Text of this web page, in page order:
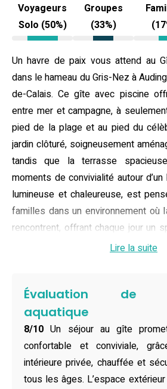
Voyageurs
Solo (50%)
Groupes
(33%)
Un havre de paix vous attend au
dans le hameau du Gris-Nez à
de-Calais. Ce gîte avec piscine
entre mer et campagne, à
pied de la plage et au pied du
jardin clôturé, soigneusement
tandis que la terrasse
moments de convivialité autour
lumineuse et chaleureuse, est
familles dans un environnement où
rencontrent, offrant chaque jour un
soi grâce à ses quatre chambres
accueillir jusqu’à dix personnes. La
de-chaussée assure intimité et
deux chambres doubles à
mezzanine, parfait pour les
agréable pour tous. Le linge de lit
Lire la suite
Évaluation de
aquatique
8/10 Un séjour au gîte
confortable et conviviale,
intérieure privée, chauffée et
tous les âges. L’espace